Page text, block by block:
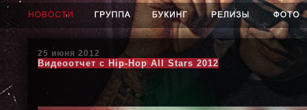
25 июня 2012
Видеоотчет с Hip-Hop All Stars 2012